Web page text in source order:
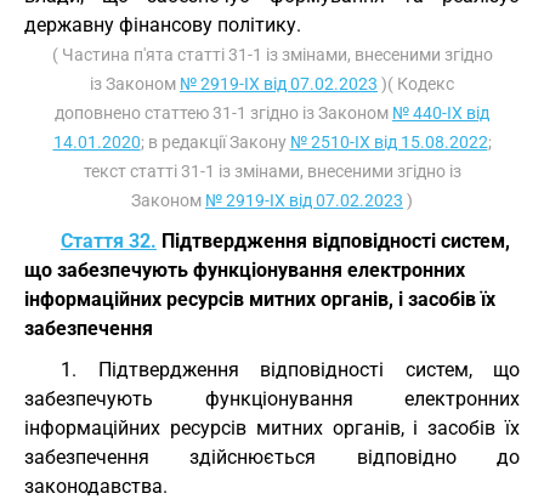
державну фінансову політику.
( Частина п'ята статті 31-1 із змінами, внесеними згідно
із Законом № 2919-IX від 07.02.2023 )( Кодекс
доповнено статтею 31-1 згідно із Законом № 440-IX від
14.01.2020; в редакції Закону № 2510-IX від 15.08.2022;
текст статті 31-1 із змінами, внесеними згідно із
Законом № 2919-IX від 07.02.2023 )
Стаття 32. Підтвердження відповідності систем,
що забезпечують функціонування електронних
інформаційних ресурсів митних органів, і засобів їх
забезпечення
1. Підтвердження відповідності систем, що
забезпечують функціонування електронних
інформаційних ресурсів митних органів, і засобів їх
забезпечення здійснюється відповідно до
законодавства.